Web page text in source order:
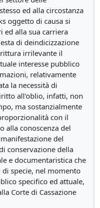
ed alla circostanza
oggetto di causa si
ed alla sua carriera
di deindicizzazione
irrilevante il
interesse pubblico
relativamente
la necessità di
all'oblio, infatti, non
ma sostanzialmente
con il
alla conoscenza del
del
conservazione della
e documentaristica che
di specie, nel momento
specifico ed attuale,
Corte di Cassazione